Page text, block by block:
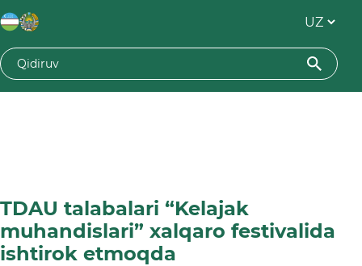
TDAU talabalari “Kelajak
muhandislari” xalqaro festivalida
ishtirok etmoqda